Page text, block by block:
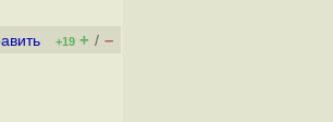
+19 + / –